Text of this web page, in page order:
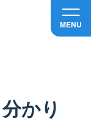
MENU
かり